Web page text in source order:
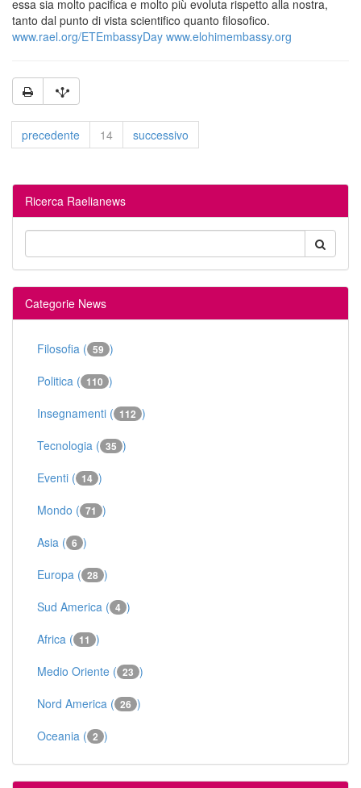
essa sia molto pacifica e molto più evoluta rispetto alla nostra,
tanto dal punto di vista scientifico quanto filosofico.
www.rael.org/ETEmbassyDay www.elohimembassy.org
precedente 14 successivo
Ricerca Raelianews
Categorie News
Filosofia ( 59 )
Politica ( 110 )
Insegnamenti ( 112 )
Tecnologia ( 35 )
Eventi ( 14 )
Mondo ( 71 )
Asia ( 6 )
Europa ( 28 )
Sud America ( 4 )
Africa ( 11 )
Medio Oriente ( 23 )
Nord America ( 26 )
Oceania ( 2 )